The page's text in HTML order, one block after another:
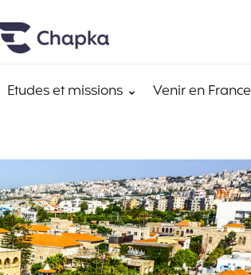
Etudes et missions Venir en France